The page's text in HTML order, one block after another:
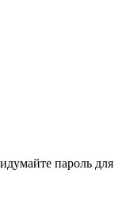
пароль для